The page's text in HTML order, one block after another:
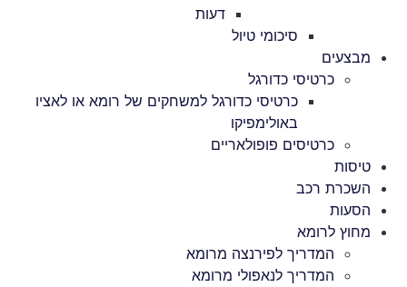
דעות
סיכומי טיול
מבצעים
כרטיסי כדורגל
כרטיסי כדורגל למשחקים של רומא או לאציו
באולימפיקו
כרטיסים פופולאריים
טיסות
השכרת רכב
הסעות
מחוץ לרומא
המדריך לפירנצה מרומא
המדריך לנאפולי מרומא